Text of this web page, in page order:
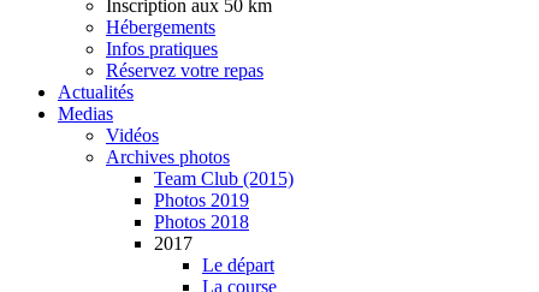
Inscription aux 50 km
Hébergements
Infos pratiques
Réservez votre repas
Actualités
Medias
Vidéos
Archives photos
Team Club (2015)
Photos 2019
Photos 2018
2017
Le départ
La course